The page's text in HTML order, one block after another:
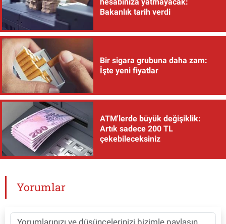
hesabınıza yatmayacak:
Bakanlık tarih verdi
Bir sigara grubuna daha zam:
İşte yeni fiyatlar
ATM'lerde büyük değişiklik:
Artık sadece 200 TL
çekebileceksiniz
Yorumlar